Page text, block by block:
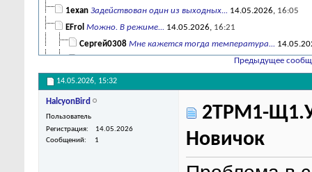
1exan Задействован один из выходных... 14.05.2026, 16:05
EFrol Можно. В режиме... 14.05.2026, 16:21
Сергей0308 Мне кажется тогда температура...
Во-первых, медленно - это к...14.05.2026, 18:25
EFrol Верно. Это придётся...
Предыдущее
14.05.2026, 15:32
HalcyonBird
Пользователь
Регистрация
14.05.2026
Сообщений
1
2ТРМ1-
Новичок